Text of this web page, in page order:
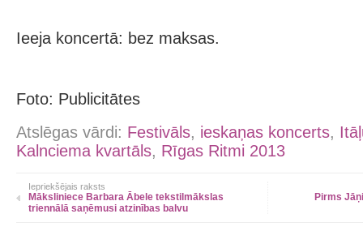
Ieeja koncertā: bez maksas.
Foto: Publicitātes
Atslēgas vārdi: Festivāls, ieskaņas koncerts,
Kalnciema kvartāls, Rīgas Ritmi 2013
Iepriekšējais raksts
Māksliniece Barbara Ābele tekstilmākslas
triennālā saņēmusi atzinības balvu
Pirms